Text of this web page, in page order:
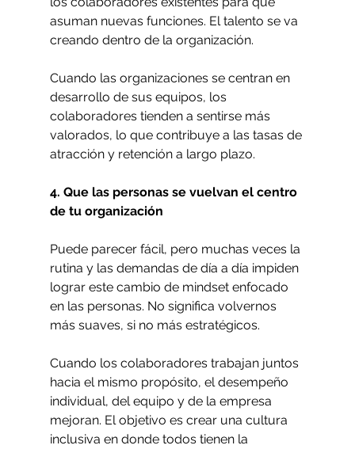
asuman nuevas funciones. El talento se va
creando dentro de la organización.
Cuando las organizaciones se centran en
desarrollo de sus equipos, los
colaboradores tienden a sentirse más
valorados, lo que contribuye a las tasas de
atracción y retención a largo plazo.
4. Que las personas se vuelvan el centro
de tu organización
Puede parecer fácil, pero muchas veces la
rutina y las demandas de día a día impiden
lograr este cambio de mindset enfocado
en las personas. No significa volvernos
más suaves, si no más estratégicos.
Cuando los colaboradores trabajan juntos
hacia el mismo propósito, el desempeño
individual, del equipo y de la empresa
mejoran. El objetivo es crear una cultura
inclusiva en donde todos tienen la